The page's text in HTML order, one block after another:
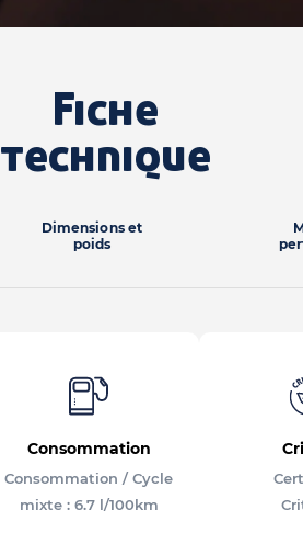
Fiche
technique
Dimensions et
poids
Consommation
Consommation / Cycle
mixte : 6.7 l/100km